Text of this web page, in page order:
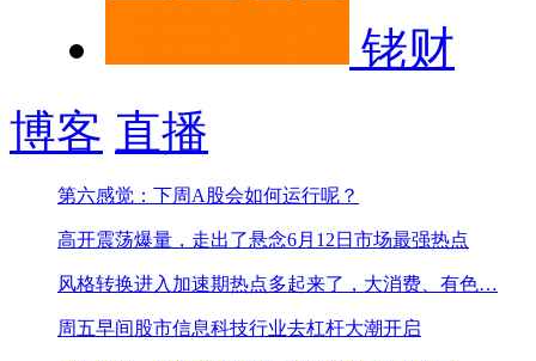
铑财
博客 直播
第六感觉：下周A股会如何运行呢？
高开震荡爆量，走出了悬念6月12日市场最强热点
风格转换进入加速期热点多起来了，大消费、有色…
周五早间股市信息科技行业去杠杆大潮开启